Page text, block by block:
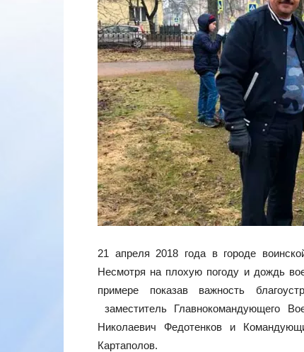
21 апреля 2018 года в городе
Несмотря на плохую погоду и дождь
примере показав важность
заместитель Главнокомандующего
Николаевич Федотенков и
Картаполов.